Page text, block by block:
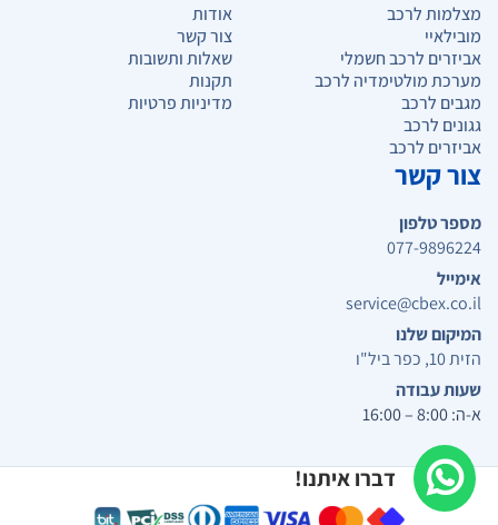
דברו איתנו!
מצלמות לרכב
מובילאיי
אביזרים לרכב חשמלי
מערכת מולטימדיה לרכב
מגבים לרכב
גגונים לרכב
אביזרים לרכב
אודות
צור קשר
שאלות ותשובות
תקנות
מדיניות פרטיות
צור קשר
מספר טלפון
077-9896224
אימייל
service@cbex.co.il
המיקום שלנו
הזית 10, כפר ביל"ו
שעות עבודה
א-ה: 8:00 – 16:00